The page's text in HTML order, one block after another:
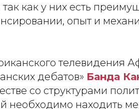
как у них есть
опыт и
телевидения
дебатов» Банда
со структурами
необходимо находить